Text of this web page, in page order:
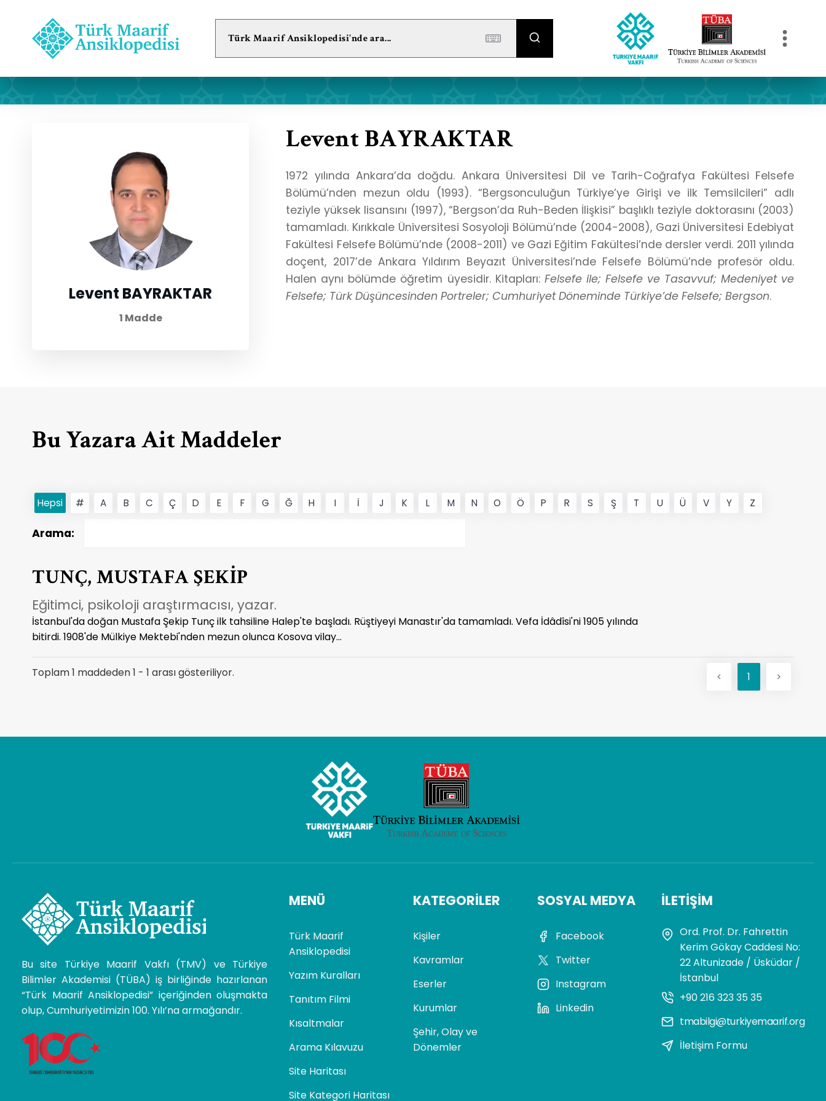
Levent BAYRAKTAR
1 Madde
Levent BAYRAKTAR
1972 yılında Ankara’da doğdu. Ankara Üniversitesi Dil ve Tarih-Coğrafya Fakültesi Felsefe
Bölümü’nden mezun oldu (1993). “Bergsonculuğun Türkiye’ye Girişi ve ilk Temsilcileri” adlı
teziyle yüksek lisansını (1997), “Bergson’da Ruh-Beden İlişkisi” başlıklı teziyle doktorasını (2003)
tamamladı. Kırıkkale Üniversitesi Sosyoloji Bölümü’nde (2004-2008), Gazi Üniversitesi Edebiyat
Fakültesi Felsefe Bölümü’nde (2008-2011) ve Gazi Eğitim Fakültesi’nde dersler verdi. 2011 yılında
doçent, 2017’de Ankara Yıldırım Beyazıt Üniversitesi’nde Felsefe Bölümü’nde profesör oldu.
Halen aynı bölümde öğretim üyesidir. Kitapları: Felsefe ile; Felsefe ve Tasavvuf; Medeniyet ve
Felsefe; Türk Düşüncesinden Portreler; Cumhuriyet Döneminde Türkiye’de Felsefe; Bergson.
Bu Yazara Ait Maddeler
Hepsi # A B C Ç D E F G Ğ H I İ J K L M N O Ö P R S Ş T U Ü V Y Z
Arama:
TUNÇ, MUSTAFA ŞEKİP
Eğitimci, psikoloji araştırmacısı, yazar.
İstanbul'da doğan Mustafa Şekip Tunç ilk tahsiline Halep'te başladı. Rüştiyeyi Manastır'da tamamladı. Vefa İdâdîsi'ni 1905 yılında
bitirdi. 1908'de Mülkiye Mektebi'nden mezun olunca Kosova vilay...
Toplam 1 maddeden 1 - 1 arası gösteriliyor. < 1 >
Bu site Türkiye Maarif Vakfı (TMV) ve Türkiye
Bilimler Akademisi (TÜBA) iş birliğinde hazırlanan
“Türk Maarif Ansiklopedisi” içeriğinden oluşmakta
olup, Cumhuriyetimizin 100. Yılı’na armağandır.
MENÜ
Türk Maarif
Ansiklopedisi
Yazım Kuralları
Tanıtım Filmi
Kısaltmalar
Arama Kılavuzu
Site Haritası
Site Kategori Haritası
KATEGORILER
Kişiler
Kavramlar
Eserler
Kurumlar
Şehir, Olay ve
Dönemler
SOSYAL MEDYA
Facebook
Twitter
Instagram
Linkedin
İLETIŞIM
Ord. Prof. Dr. Fahrettin
Kerim Gökay Caddesi No:
22 Altunizade / Üsküdar /
İstanbul
+90 216 323 35 35
tmabilgi@turkiyemaarif.org
İletişim Formu